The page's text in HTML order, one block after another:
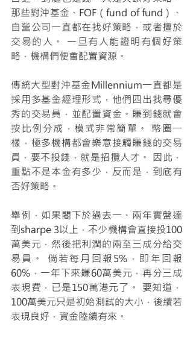
那些對沖基金、FOF（fund of fund）、
自營公司一直都在找好策略，或者擅於
交易的人。 一旦有人能證明有個好策
略，機構們便會配置資源。
傳統大型對沖基金Millennium一直都是
採用多基金經理形式，他們四出找尋優
秀的交易員，並配置資金。賺到錢就會
按比例分成，模式非常簡單。 幣圈一
樣，極多機構都會樂意接觸賺錢的交易
員，要不投錢，就是招攬人才。 因此，
重點不是本金有多少，反而是，到底有
否好策略。
舉例，如果閣下於過去一、兩年實盤達
到sharpe 3以上，不少機構會直接投100
萬美元，然後把利潤的兩至三成分給交
易員。 倘若每月回報5%，即年回報
60%，一年下來賺60萬美元，再分三成
表現費，已是150萬港元了。 要知道，
100萬美元只是初始測試的大小，後續若
表現良好，資金陸續有來。